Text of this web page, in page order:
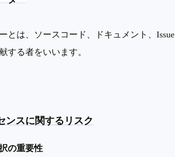
とは、ソースコード、ドキュメント、Issue
する者をいいます。
ンスに関するリスク
の重要性